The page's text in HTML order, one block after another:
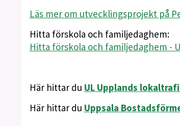
Läs mer om utvecklingsprojekt på
Hitta förskola och familjedaghem:
Hitta förskola och familjedaghem -
Här hittar du UL Upplands
Här hittar du Uppsala